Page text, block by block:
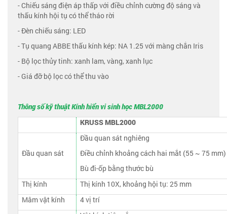
- Chiếu sáng điện áp thấp với điều chỉnh cường độ sáng và
thấu kính hội tụ có thể tháo rời
- Đèn chiếu sáng: LED
- Tụ quang ABBE thấu kính kép: NA 1.25 với màng chắn Iris
- Bộ lọc thủy tinh: xanh lam, vàng, xanh lục
- Giá đỡ bộ lọc có thể thu vào
Thông số kỹ thuật Kính hiển vi sinh học MBL2000
KRUSS MBL2000
Đầu quan sát
Đầu quan sát nghiêng
Điều chỉnh khoảng cách hai mắt (55 ~ 75 mm)
Bù đi-ốp bằng thước bù
Thị kính
Thị kính 10X, khoảng hội tụ: 25 mm
Mâm vật kính
4 vị trí